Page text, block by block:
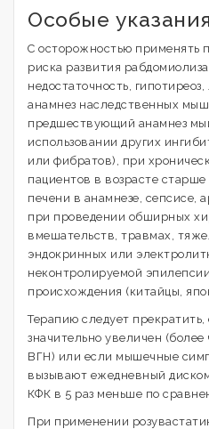
Особые указания
С осторожностью применять
риска развития
недостаточность,
анамнез наследственных
предшествующий анамнез
использовании других
или фибратов), при
пациентов в возрасте
печени в анамнезе, сепсисе,
при проведении обширных
вмешательств, травмах,
эндокринных или
неконтролируемой
происхождения (китайцы,
Терапию следует
значительно увеличен
ВГН) или если мышечные
вызывают ежедневный
КФК в 5 раз меньше по
При применении